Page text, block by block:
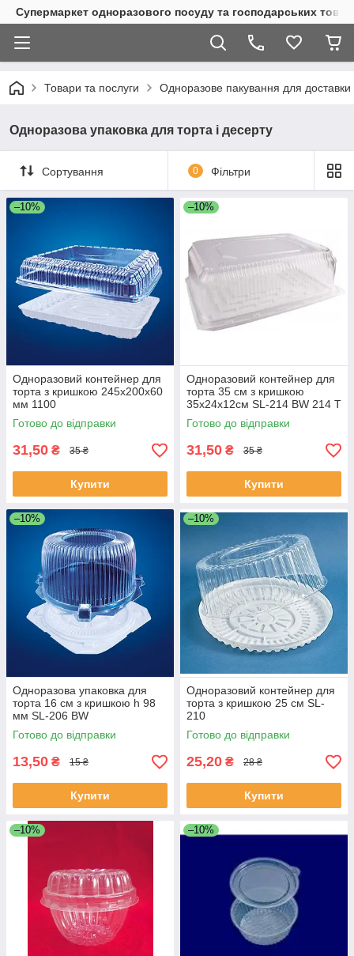
Супермаркет одноразового посуду та господарських
Товари та послуги Одноразове пакування для доставки
Одноразова упаковка для торта і десерту
Сортування 0 Фільтри
–10%
Одноразовий контейнер для
торта з кришкою 245х200х60
мм 1100
Готово до відправки
31,50 ₴ 35 ₴
Купити
–10%
Одноразовий контейнер для
торта 35 см з кришкою
35х24х12см SL-214 ВW 214 Т
Готово до відправки
31,50 ₴ 35 ₴
Купити
–10%
Одноразова упаковка для
торта 16 см з кришкою h 98
мм SL-206 BW
Готово до відправки
13,50 ₴ 15 ₴
Купити
–10%
Одноразовий контейнер для
торта з кришкою 25 см SL-
210
Готово до відправки
25,20 ₴ 28 ₴
Купити
–10% –10%